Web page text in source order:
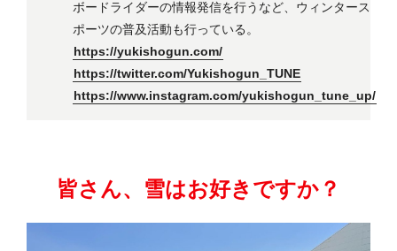
ボードライダーの情報発信を行うなど、ウィンタース
ポーツの普及活動も行っている。
https://yukishogun.com/
https://twitter.com/Yukishogun_TUNE
https://www.instagram.com/yukishogun_tune_up/
皆さん、雪はお好きですか？